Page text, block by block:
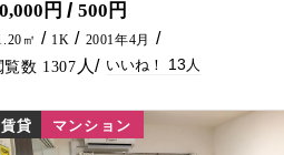
円 500円
㎡ 1K 2001年4月
1307 13
賃貸 マンション